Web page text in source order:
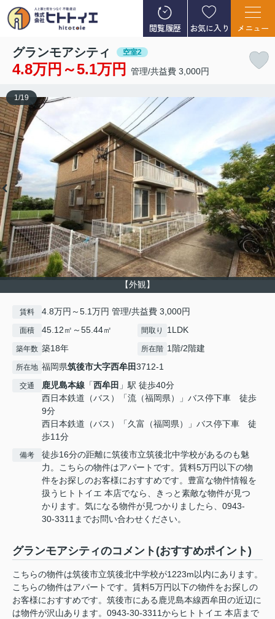
閲覧履歴 お気に入り メニュー
グランモアシティ 空室2
4.8万円～5.1万円 管理/共益費 3,000円
【外観】
1 /19
賃料 4.8万円～5.1万円 管理/共益費 3,000円
面積 45.12㎡～55.44㎡ 間取り 1LDK
築年数 築18年 所在階 1階/2階建
所在地 福岡県筑後市大字西牟田3712-1
交通 鹿児島本線 「西牟田 」駅 徒歩40分
西日本鉄道（バス）「流（福岡県）」バス停下車 徒歩
9分
西日本鉄道（バス）「久富（福岡県）」バス停下車 徒
歩11分
備考
徒歩16分の距離に筑後市立筑後北中学校があるのも魅
力。こちらの物件はアパートです。賃料5万円以下の物
件をお探しのお客様におすすめです。豊富な物件情報を
扱うヒトトイエ 本店でなら、きっと素敵な物件が見つ
かります。気になる物件が見つかりましたら、0943-
30-3311までお問い合わせください。
グランモアシティのコメント(おすすめポイント)
こちらの物件は筑後市立筑後北中学校が1223m以内にあります。
こちらの物件はアパートです。賃料5万円以下の物件をお探しの
お客様におすすめです。筑後市にある鹿児島本線西牟田の近辺に
は物件が沢山あります。0943-30-3311からヒトトイエ 本店まで